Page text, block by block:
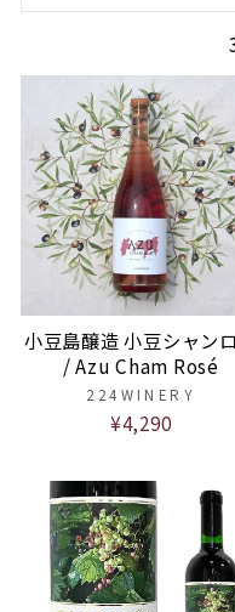
小豆島醸造 小豆シャン
/ Azu Cham Rosé
224WINERY
¥4,290